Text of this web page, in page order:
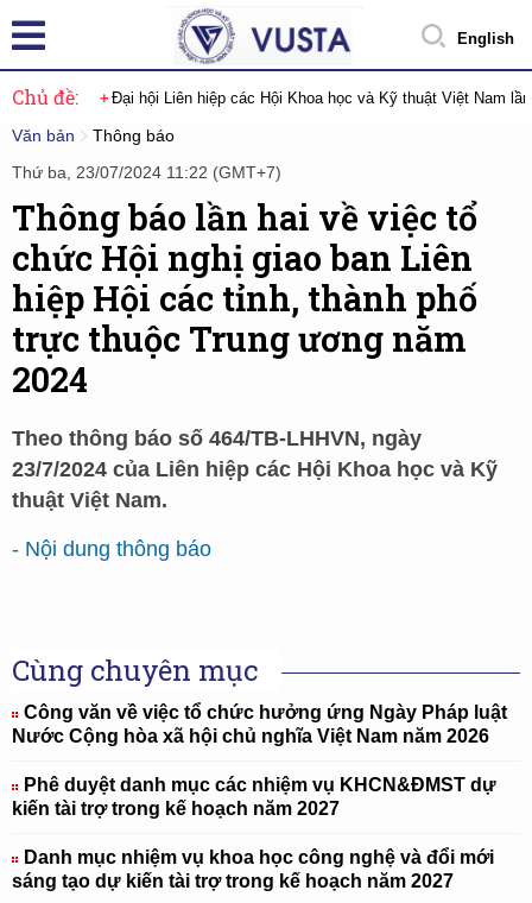
English
Chủ đề: Đại hội Liên hiệp các Hội Khoa học và Kỹ thuật Việt Nam
Văn bản
Thông báo
Thứ ba, 23/07/2024 11:22 (GMT+7)
Thông báo lần hai về việc tổ
chức Hội nghị giao ban Liên
hiệp Hội các tỉnh, thành phố
trực thuộc Trung ương năm
2024
Theo thông báo số 464/TB-LHHVN, ngày
23/7/2024 của Liên hiệp các Hội Khoa học và Kỹ
thuật Việt Nam.
- Nội dung thông báo
Cùng chuyên mục
Công văn về việc tổ chức hưởng ứng Ngày Pháp luật
Nước Cộng hòa xã hội chủ nghĩa Việt Nam năm 2026
Phê duyệt danh mục các nhiệm vụ KHCN&ĐMST dự
kiến tài trợ trong kế hoạch năm 2027
Danh mục nhiệm vụ khoa học công nghệ và đổi mới
sáng tạo dự kiến tài trợ trong kế hoạch năm 2027